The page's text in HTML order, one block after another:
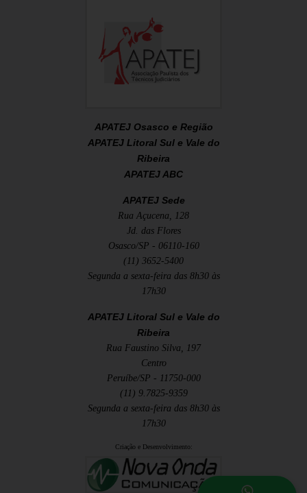
APATEJ Osasco e Região
APATEJ Litoral Sul e Vale do
Ribeira
APATEJ ABC
APATEJ Sede
Rua Açucena, 128
Jd. das Flores
Osasco/SP - 06110-160
(11) 3652-5400
Segunda a sexta-feira das 8h30 às
17h30
APATEJ Litoral Sul e Vale do
Ribeira
Rua Faustino Silva, 197
Centro
Peruíbe/SP - 11750-000
(11) 9.7825-9359
Segunda a sexta-feira das 8h30 às
17h30
Criação e Desenvolvimento: